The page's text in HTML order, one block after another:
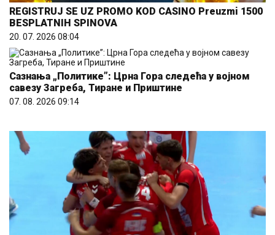
REGISTRUJ SE UZ PROMO KOD CASINO Preuzmi 1500
BESPLATNIH SPINOVA
20. 07. 2026 08:04
Сазнања „Политике”: Црна Гора следећа у војном
савезу Загреба, Тиране и Приштине
07. 08. 2026 09:14